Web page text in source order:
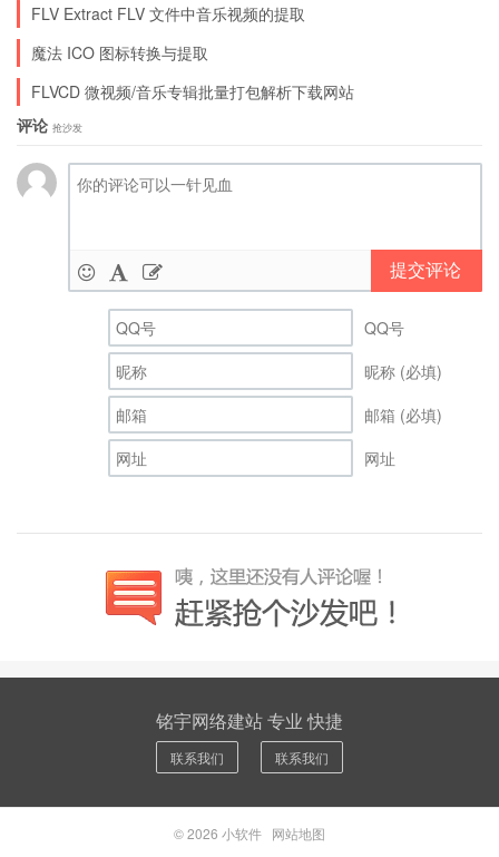
FLV Extract FLV 文件中音乐视频的提取
魔法 ICO 图标转换与提取
FLVCD 微视频/音乐专辑批量打包解析下载网站
评论 抢沙发
提交评论
QQ号
昵称 (必填)
邮箱 (必填)
网址
铭宇网络建站 专业 快捷
联系我们 联系我们
© 2026 小软件 网站地图